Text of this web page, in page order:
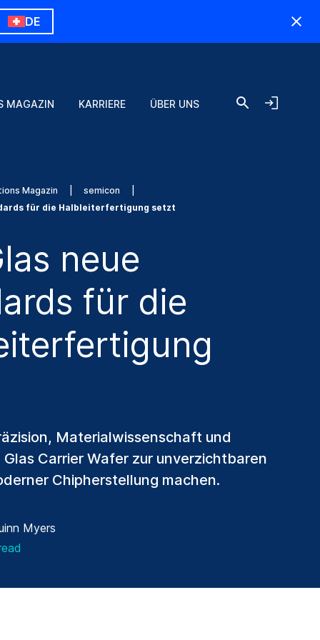
DE
MAGAZIN KARRIERE ÜBER UNS
Magazin
semicon
für die Halbleiterfertigung setzt
neue
für die
Materialwissenschaft und
Carrier Wafer zur unverzichtbaren
Chipherstellung machen.
Myers